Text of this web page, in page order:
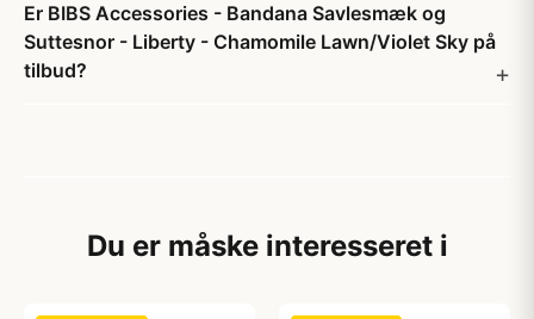
Er BIBS Accessories - Bandana Savlesmæk og
Suttesnor - Liberty - Chamomile Lawn/Violet Sky på
tilbud?
Du er måske interesseret i